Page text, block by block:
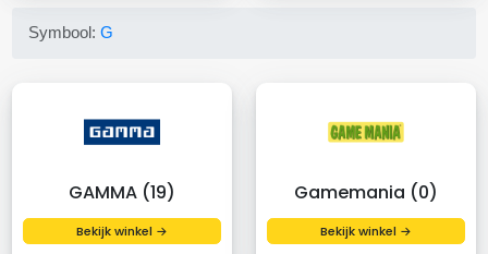
Symbool:G
GAMMA (19)
Bekijk winkel →
Gamemania (0)
Bekijk winkel →